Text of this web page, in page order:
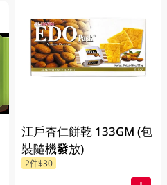
江戶杏仁餅乾 133GM (包
裝隨機發放)
2件$30